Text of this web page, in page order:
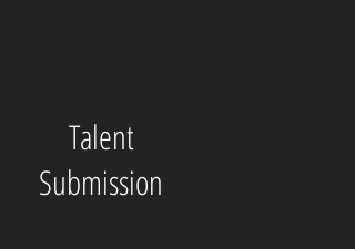
Talent
Submission